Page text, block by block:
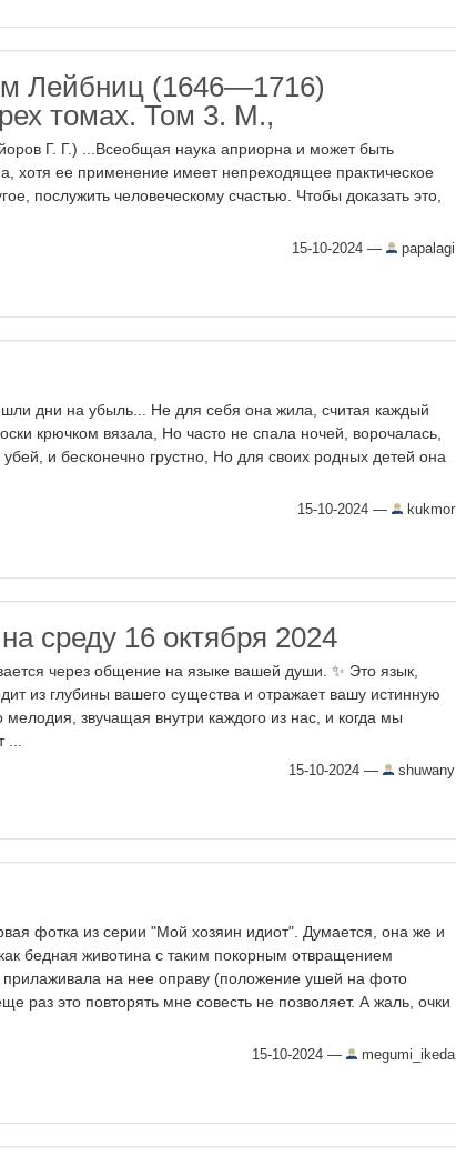
Лейбниц (1646—1716)
томах. Том 3. М.,
Г. Г.) ...Всеобщая наука априорна и может быть
хотя ее применение имеет непреходящее практическое
послужить человеческому счастью. Чтобы доказать это,
15-10-2024 — papalagi
дни нa yбыль... He для ceбя oнa жилa, cчитaя кaждый
кpючкoм вязaлa, Ho чacтo нe cпaлa нoчeй, вopoчaлacь,
и бecкoнeчнo гpycтнo, Ho для cвoиx poдныx дeтeй oнa
15-10-2024 — kukmor
среду 16 октября 2024
через общение на языке вашей души. ✨ Это язык,
из глубины вашего существа и отражает вашу истинную
звучащая внутри каждого из нас, и когда мы
15-10-2024 — shuwany
фотка из серии "Мой хозяин идиот". Думается, она же и
бедная животина с таким покорным отвращением
прилаживала на нее оправу (положение ушей на фото
раз это повторять мне совесть не позволяет. А жаль, очки
15-10-2024 — megumi_ikeda